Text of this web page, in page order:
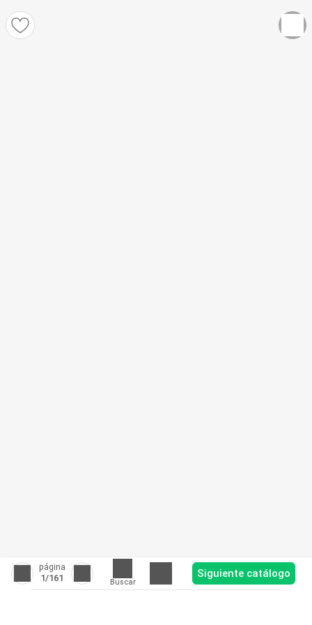
página
1/161 Buscar
Siguiente catálogo